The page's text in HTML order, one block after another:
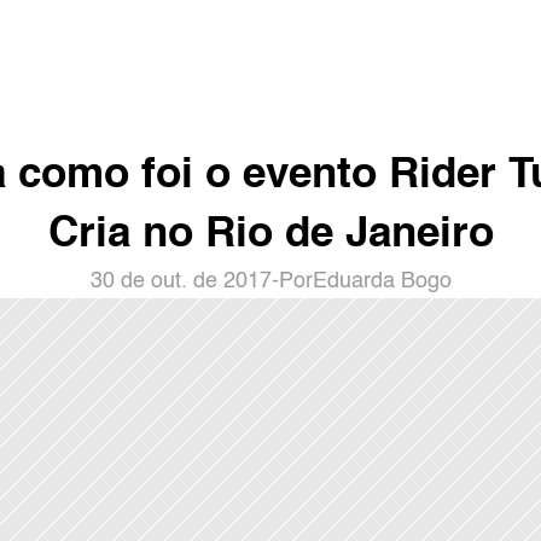
como foi o evento Rider
Cria no Rio de Janeiro
30 de out. de 2017- PorEduarda Bogo